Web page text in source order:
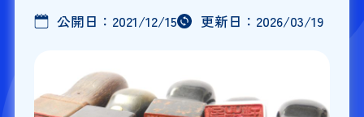
公開日： 2021/12/15 更新日： 2026/03/19